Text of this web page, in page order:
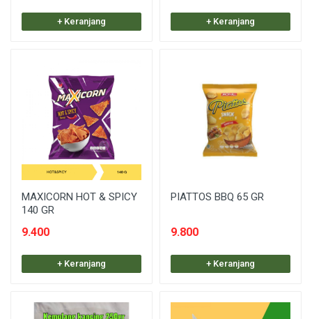
+ Keranjang + Keranjang
MAXICORN HOT & SPICY
140 GR
9.400
+ Keranjang
PIATTOS BBQ 65 GR
9.800
+ Keranjang